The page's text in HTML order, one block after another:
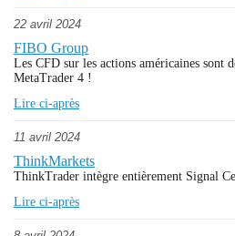
22 avril 2024
FIBO Group
Les CFD sur les actions américaines sont
MetaTrader 4 !
Lire ci-après
11 avril 2024
ThinkMarkets
ThinkTrader intègre entièrement Signal
Lire ci-après